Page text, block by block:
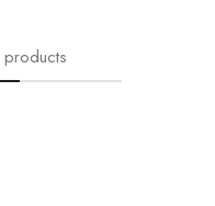
products